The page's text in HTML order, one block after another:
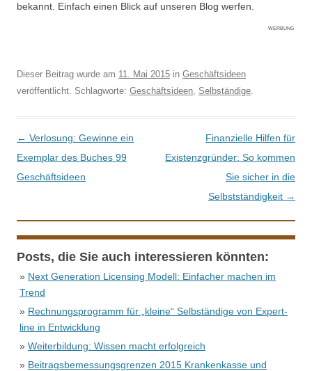
bekannt. Einfach einen Blick auf unseren Blog werfen.
WERBUNG
Dieser Beitrag wurde am 11. Mai 2015 in Geschäftsideen
veröffentlicht. Schlagworte: Geschäftsideen, Selbständige.
Beitrags-Navigation
← Verlosung: Gewinne ein
Exemplar des Buches 99
Geschäftsideen
Finanzielle Hilfen für
Existenzgründer: So kommen
Sie sicher in die
Selbstständigkeit →
Posts, die Sie auch interessieren könnten:
» Next Generation Licensing Modell: Einfacher machen im
Trend
» Rechnungsprogramm für „kleine“ Selbständige von Expert-
line in Entwicklung
» Weiterbildung: Wissen macht erfolgreich
» Beitragsbemessungsgrenzen 2015 Krankenkasse und